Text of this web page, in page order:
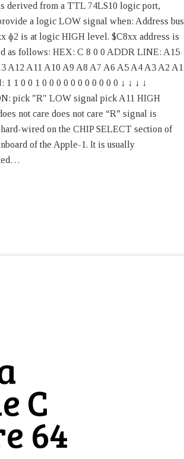
derived from a TTL 74LS10 logic port,
a logic LOW signal when: Address bus
ɸ2 is at logic HIGH level. $C8xx address is
as follows: HEX: C 8 0 0 ADDR LINE: A15
A12 A11 A10 A9 A8 A7 A6 A5 A4 A3 A2 A1
1 1 0 0 1 0 0 0 0 0 0 0 0 0 0 0 ↓ ↓ ↓ ↓
pick "R" LOW signal pick A11 HIGH
not care does not care “R” signal is
wired on the CHIP SELECT section of
of the Apple-1. It is usually
C
64